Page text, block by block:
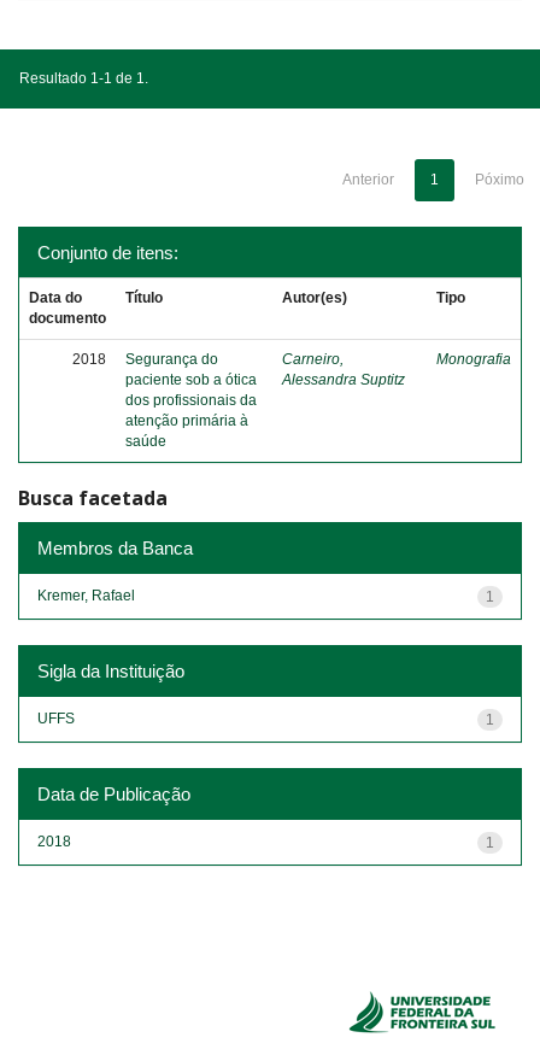
Resultado 1-1 de 1.
Anterior 1 Póximo
Conjunto de itens:
Data do
documento
Título Autor(es) Tipo
2018
Segurança do
paciente sob a ótica
dos profissionais da
atenção primária à
saúde
Carneiro,
Alessandra Suptitz
Monografia
Busca facetada
Membros da Banca
1
Kremer, Rafael
Sigla da Instituição
1
UFFS
Data de Publicação
1
2018